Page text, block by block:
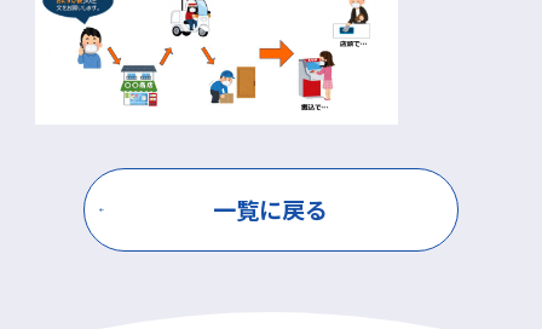
一覧に戻る